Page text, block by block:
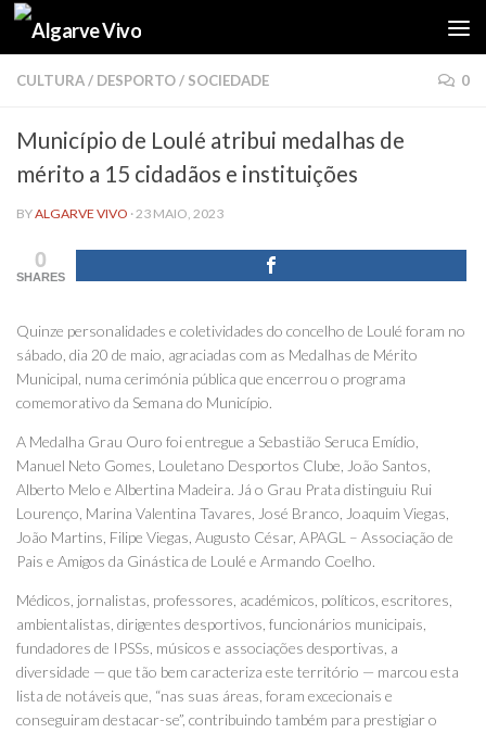
Skip to content
CULTURA/ DESPORTO/ SOCIEDADE 0
Município de Loulé atribui medalhas de
mérito a 15 cidadãos e instituições
BYALGARVE VIVO ·23 MAIO, 2023
0
SHARES
Quinze personalidades e coletividades do concelho de Loulé foram no
sábado, dia 20 de maio, agraciadas com as Medalhas de Mérito
Municipal, numa cerimónia pública que encerrou o programa
comemorativo da Semana do Município.
A Medalha Grau Ouro foi entregue a Sebastião Seruca Emídio,
Manuel Neto Gomes, Louletano Desportos Clube, João Santos,
Alberto Melo e Albertina Madeira. Já o Grau Prata distinguiu Rui
Lourenço, Marina Valentina Tavares, José Branco, Joaquim Viegas,
João Martins, Filipe Viegas, Augusto César, APAGL – Associação de
Pais e Amigos da Ginástica de Loulé e Armando Coelho.
Médicos, jornalistas, professores, académicos, políticos, escritores,
ambientalistas, dirigentes desportivos, funcionários municipais,
fundadores de IPSSs, músicos e associações desportivas, a
diversidade — que tão bem caracteriza este território — marcou esta
lista de notáveis que, “nas suas áreas, foram excecionais e
conseguiram destacar-se”, contribuindo também para prestigiar o